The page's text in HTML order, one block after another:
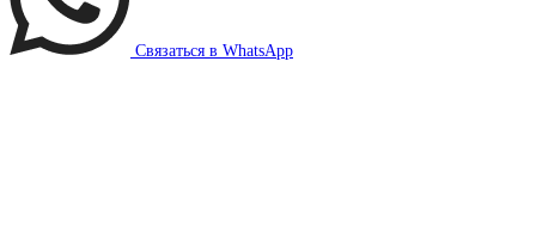
Связаться в WhatsApp